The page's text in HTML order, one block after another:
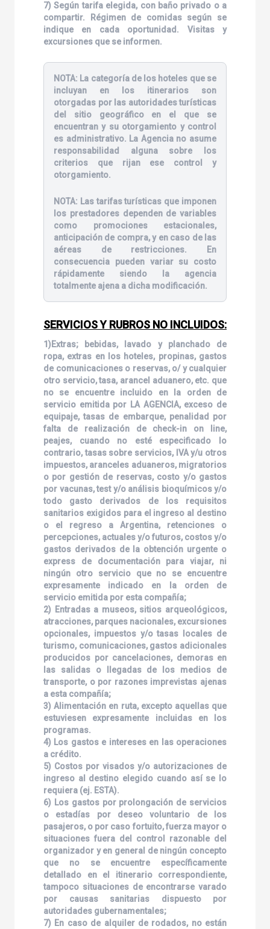
7) Según tarifa elegida, con baño privado o a
compartir. Régimen de comidas según se
indique en cada oportunidad. Visitas y
excursiones que se informen.
NOTA: La categoría de los hoteles que se
incluyan en los itinerarios son
otorgadas por las autoridades turísticas
del sitio geográfico en el que se
encuentran y su otorgamiento y control
es administrativo. La Agencia no asume
responsabilidad alguna sobre los
criterios que rijan ese control y
otorgamiento.
NOTA: Las tarifas turísticas que imponen
los prestadores dependen de variables
como promociones estacionales,
anticipación de compra, y en caso de las
aéreas de restricciones. En
consecuencia pueden variar su costo
rápidamente siendo la agencia
totalmente ajena a dicha modificación.
SERVICIOS Y RUBROS NO INCLUIDOS:
1)Extras; bebidas, lavado y planchado de
ropa, extras en los hoteles, propinas, gastos
de comunicaciones o reservas, o/ y cualquier
otro servicio, tasa, arancel aduanero, etc. que
no se encuentre incluido en la orden de
servicio emitida por LA AGENCIA, exceso de
equipaje, tasas de embarque, penalidad por
falta de realización de check-in on line,
peajes, cuando no esté especificado lo
contrario, tasas sobre servicios, IVA y/u otros
impuestos, aranceles aduaneros, migratorios
o por gestión de reservas, costo y/o gastos
por vacunas, test y/o análisis bioquímicos y/o
todo gasto derivados de los requisitos
sanitarios exigidos para el ingreso al destino
o el regreso a Argentina, retenciones o
percepciones, actuales y/o futuros, costos y/o
gastos derivados de la obtención urgente o
express de documentación para viajar, ni
ningún otro servicio que no se encuentre
expresamente indicado en la orden de
servicio emitida por esta compañía;
2) Entradas a museos, sitios arqueológicos,
atracciones, parques nacionales, excursiones
opcionales, impuestos y/o tasas locales de
turismo, comunicaciones, gastos adicionales
producidos por cancelaciones, demoras en
las salidas o llegadas de los medios de
transporte, o por razones imprevistas ajenas
a esta compañía;
3) Alimentación en ruta, excepto aquellas que
estuviesen expresamente incluidas en los
programas.
4) Los gastos e intereses en las operaciones
a crédito.
5) Costos por visados y/o autorizaciones de
ingreso al destino elegido cuando así se lo
requiera (ej. ESTA).
6) Los gastos por prolongación de servicios
o estadías por deseo voluntario de los
pasajeros, o por caso fortuito, fuerza mayor o
situaciones fuera del control razonable del
organizador y en general de ningún concepto
que no se encuentre específicamente
detallado en el itinerario correspondiente,
tampoco situaciones de encontrarse varado
por causas sanitarias dispuesto por
autoridades gubernamentales;
7) En caso de alquiler de rodados, no están